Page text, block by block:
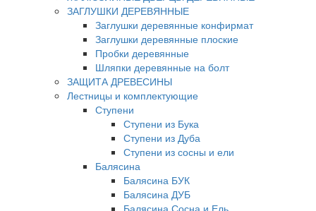
ЗАГЛУШКИ ДЕРЕВЯННЫЕ
Заглушки деревянные конфирмат
Заглушки деревянные плоские
Пробки деревянные
Шляпки деревянные на болт
ЗАЩИТА ДРЕВЕСИНЫ
Лестницы и комплектующие
Ступени
Ступени из Бука
Ступени из Дуба
Ступени из сосны и ели
Балясина
Балясина БУК
Балясина ДУБ
Балясина Сосна и Ель